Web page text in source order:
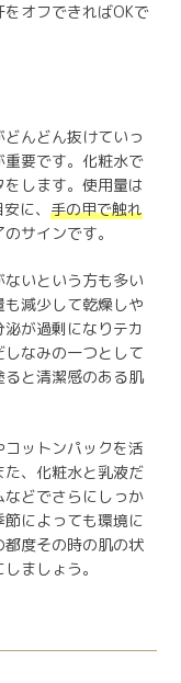
オフできればOKで
んどん抜けていっ
要です。化粧水で
します。使用量は
安に、手の甲で触れ
サインです。
いという方も多い
減少して乾燥しや
が過剰になりテカ
なみの一つとして
と清潔感のある肌
ットンパックを活
、化粧水と乳液だ
どでさらにしっか
によっても環境に
度その時の肌の状
ましょう。